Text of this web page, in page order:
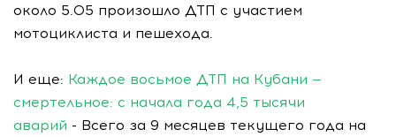
около 5.05 произошло ДТП с участием
мотоциклиста и пешехода.
И еще: Каждое восьмое ДТП на Кубани —
смертельное: с начала года 4,5 тысячи
аварий - Всего за 9 месяцев текущего года на